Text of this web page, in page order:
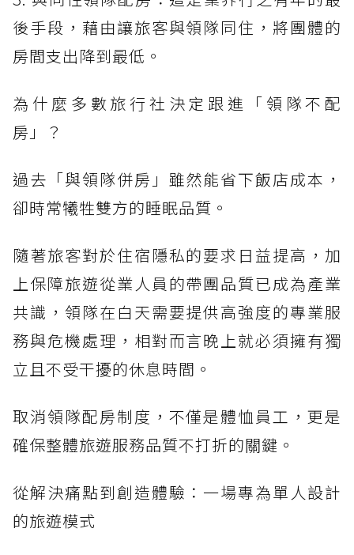
後手段，藉由讓旅客與領隊同住，將團體的
房間支出降到最低。
為什麼多數旅行社決定跟進「領隊不配
房」？
過去「與領隊併房」雖然能省下飯店成本，
卻時常犧牲雙方的睡眠品質。
隨著旅客對於住宿隱私的要求日益提高，加
上保障旅遊從業人員的帶團品質已成為產業
共識，領隊在白天需要提供高強度的專業服
務與危機處理，相對而言晚上就必須擁有獨
立且不受干擾的休息時間。
取消領隊配房制度，不僅是體恤員工，更是
確保整體旅遊服務品質不打折的關鍵。
從解決痛點到創造體驗：一場專為單人設計
的旅遊模式